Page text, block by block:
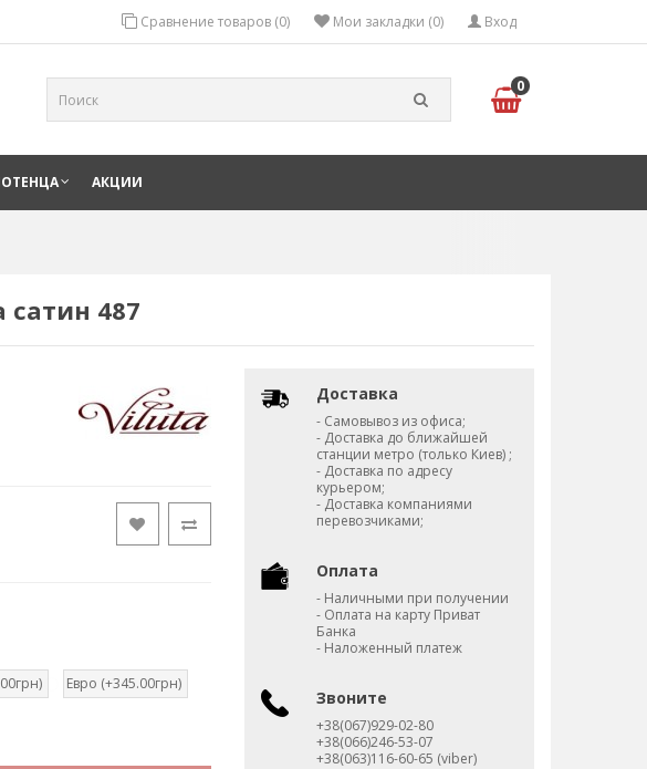
Вход
Мои закладки (0)
Сравнение товаров (0)
0
АКЦИИ
сатин 487
Евро (+345.00грн)
Доставка
- Самовывоз из офиса;
- Доставка до ближайшей
станции метро (только Киев) ;
- Доставка по адресу
курьером;
- Доставка компаниями
перевозчиками;
Оплата
- Наличными при получении
- Оплата на карту Приват
Банка
- Наложенный платеж
Звоните
+38(067)929-02-80
+38(066)246-53-07
+38(063)116-60-65 (viber)